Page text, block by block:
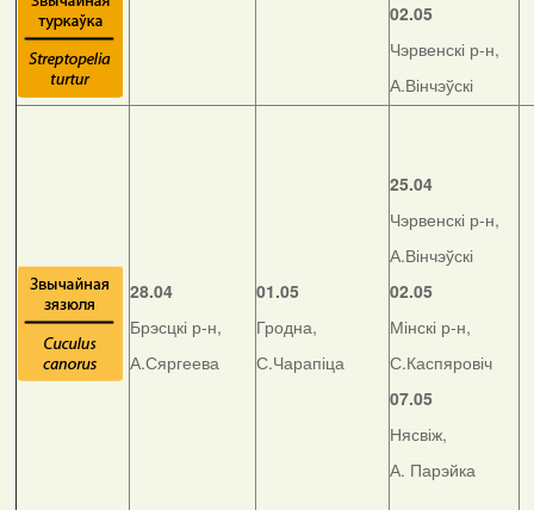
02.05
Чэрвенскі р-н,
А.Вінчэўскі
28.04
Брэсцкі р-н,
А.Сяргеева
01.05
Гродна,
С.Чарапіца
25.04
Чэрвенскі р-н,
А.Вінчэўскі
02.05
Мінскі р-н,
С.Каспяровіч
07.05
Нясвіж,
А. Парэйка